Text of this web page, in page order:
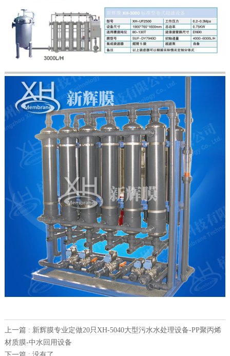
上一篇 : 新辉膜专业定做20只XH-5040大型污水水处理设备-PP聚丙烯
材质膜-中水回用设备